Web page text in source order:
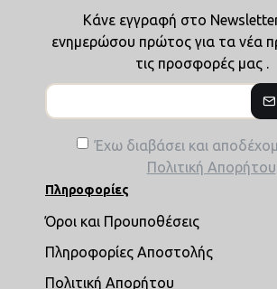
Κάνε εγγραφή στο
ενημερώσου πρώτος για τα νέα
τις προσφορές μας .
Έχω διαβάσει και
Πολιτική Απορήτου
Πληροφορίες
Όροι και Προυποθέσεις
Πληροφορίες Αποστολής
Πολιτική Απορήτου